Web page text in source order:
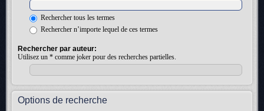
Rechercher tous les termes
Rechercher n’importe lequel de ces termes
Rechercher par auteur:
Utilisez un * comme joker pour des recherches partielles.
Options de recherche